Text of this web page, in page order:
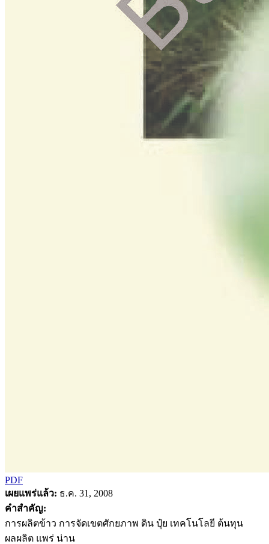
PDF
เผยแพร่แล้ว: ธ.ค. 31, 2008
คำสำคัญ:
การผลิตข้าว การจัดเขตศักยภาพ ดิน ปุ๋ย เทคโนโลยี ต้นทุน
ผลผลิต แพร่ น่าน